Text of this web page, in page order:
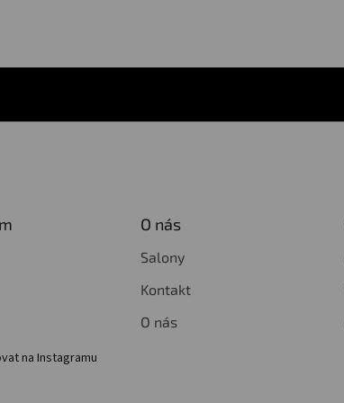
na Instagramu
O nás
Salony
Kontakt
O nás